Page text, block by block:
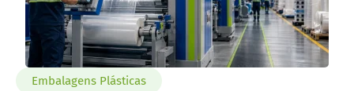
Embalagens Plásticas